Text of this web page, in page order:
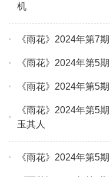
机
《雨花》2024年第7
《雨花》2024年第5
《雨花》2024年第5
《雨花》2024年第5
玉其人
《雨花》2024年第5